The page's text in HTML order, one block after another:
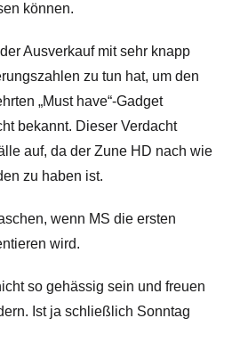
können.
Ausverkauf mit sehr knapp
zu tun hat, um den
„Must have“-Gadget
bekannt. Dieser Verdacht
auf, da der Zune HD nach wie
zu haben ist.
wenn MS die ersten
wird.
so gehässig sein und freuen
Ist ja schließlich Sonntag